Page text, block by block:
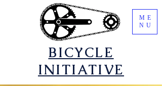
​BICYCLE
INITIATIVE
ME
NU